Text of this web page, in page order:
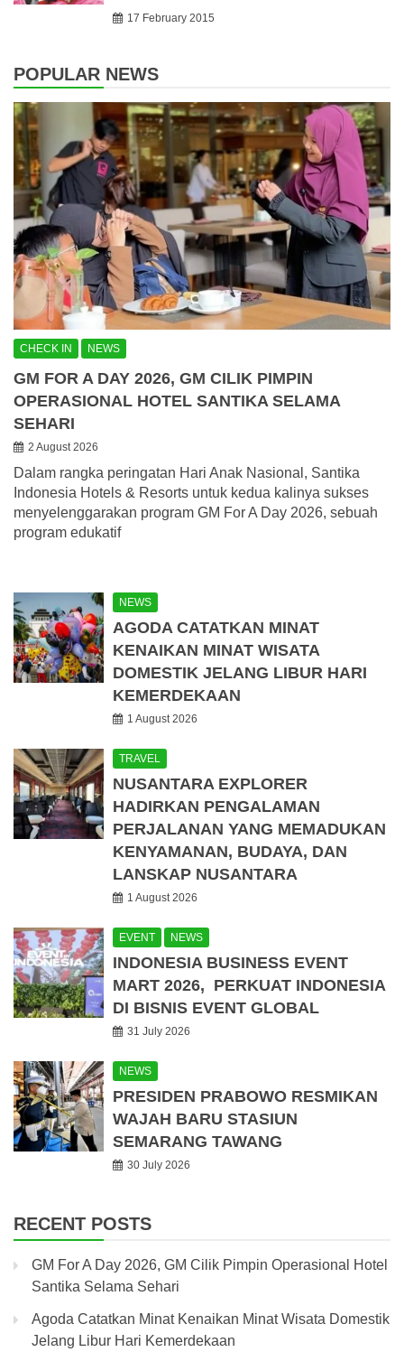
17 February 2015
POPULAR NEWS
CHECK IN NEWS
GM FOR A DAY 2026, GM CILIK PIMPIN
OPERASIONAL HOTEL SANTIKA SELAMA
SEHARI
2 August 2026
Dalam rangka peringatan Hari Anak Nasional, Santika
Indonesia Hotels & Resorts untuk kedua kalinya sukses
menyelenggarakan program GM For A Day 2026, sebuah
program edukatif
NEWS
AGODA CATATKAN MINAT
KENAIKAN MINAT WISATA
DOMESTIK JELANG LIBUR HARI
KEMERDEKAAN
1 August 2026
TRAVEL
NUSANTARA EXPLORER
HADIRKAN PENGALAMAN
PERJALANAN YANG MEMADUKAN
KENYAMANAN, BUDAYA, DAN
LANSKAP NUSANTARA
1 August 2026
EVENT NEWS
INDONESIA BUSINESS EVENT
MART 2026, PERKUAT INDONESIA
DI BISNIS EVENT GLOBAL
31 July 2026
NEWS
PRESIDEN PRABOWO RESMIKAN
WAJAH BARU STASIUN
SEMARANG TAWANG
30 July 2026
RECENT POSTS
GM For A Day 2026, GM Cilik Pimpin Operasional Hotel
Santika Selama Sehari
Agoda Catatkan Minat Kenaikan Minat Wisata Domestik
Jelang Libur Hari Kemerdekaan